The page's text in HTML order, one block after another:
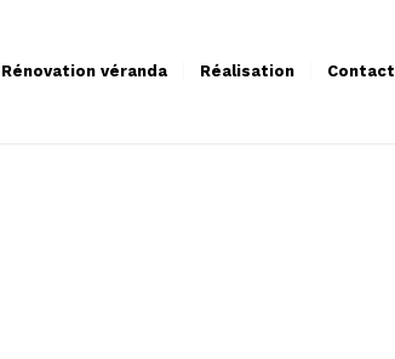
Rénovation véranda Réalisation Contact